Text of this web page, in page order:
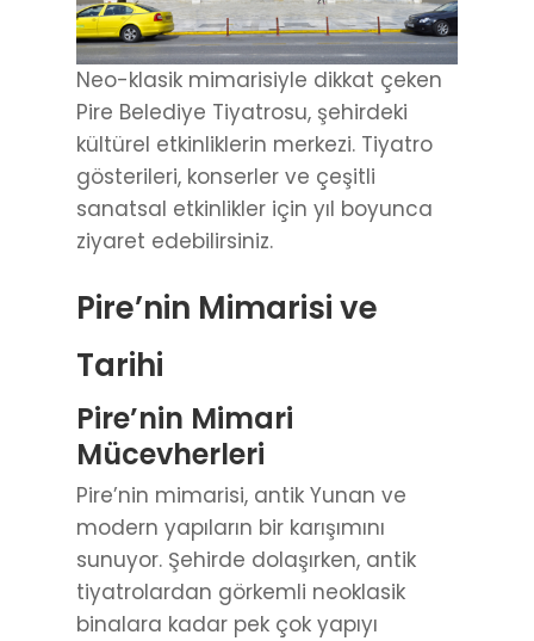
Neo-klasik mimarisiyle dikkat çeken
Pire Belediye Tiyatrosu, şehirdeki
kültürel etkinliklerin merkezi. Tiyatro
gösterileri, konserler ve çeşitli
sanatsal etkinlikler için yıl boyunca
ziyaret edebilirsiniz.
Pire’nin Mimarisi ve
Tarihi
Pire’nin Mimari
Mücevherleri
Pire’nin mimarisi, antik Yunan ve
modern yapıların bir karışımını
sunuyor. Şehirde dolaşırken, antik
tiyatrolardan görkemli neoklasik
binalara kadar pek çok yapıyı